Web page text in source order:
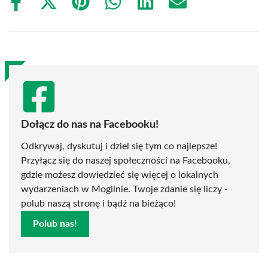
Share
Share
(Twitter)
Share
Share
Share
Share
Dołącz do nas na Facebooku!
Odkrywaj, dyskutuj i dziel się tym co najlepsze!
Przyłącz się do naszej społeczności na Facebooku,
gdzie możesz dowiedzieć się więcej o lokalnych
wydarzeniach w Mogilnie. Twoje zdanie się liczy -
polub naszą stronę i bądź na bieżąco!
Polub nas!